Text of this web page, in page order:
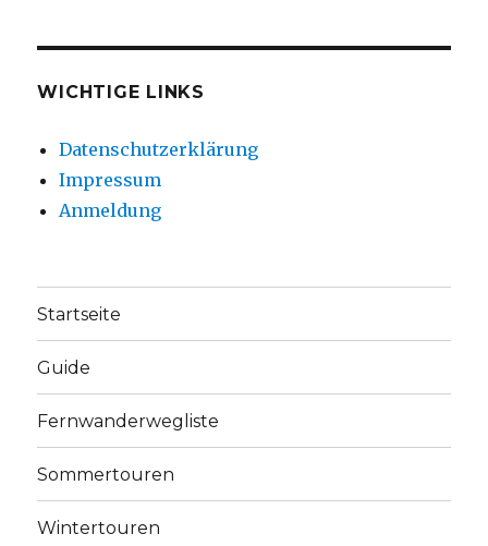
WICHTIGE LINKS
Datenschutzerklärung
Impressum
Anmeldung
Startseite
Guide
Fernwanderwegliste
Sommertouren
Wintertouren